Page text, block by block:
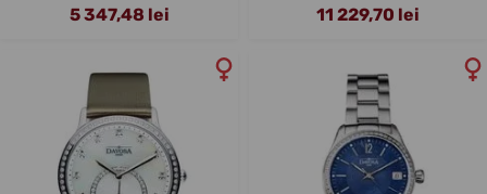
5 347,48 lei 11 229,70 lei